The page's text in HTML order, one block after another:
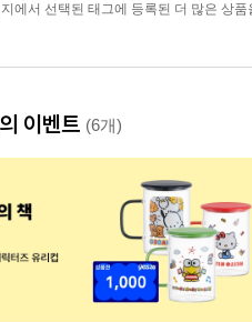
에서 선택된 태그에 등록된 더 많은 상
이벤트 (6개)